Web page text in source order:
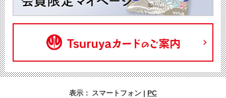
表示： スマートフォン | PC